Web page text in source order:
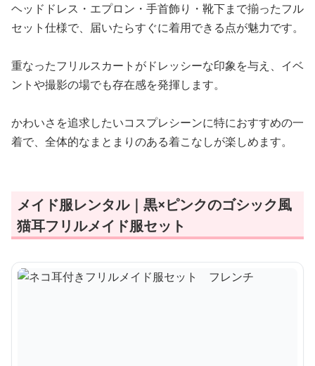
ヘッドドレス・エプロン・手首飾り・靴下まで揃ったフル
セット仕様で、届いたらすぐに着用できる点が魅力です。
重なったフリルスカートがドレッシーな印象を与え、イベ
ントや撮影の場でも存在感を発揮します。
かわいさを追求したいコスプレシーンに特におすすめの一
着で、全体的なまとまりのある着こなしが楽しめます。
メイド服レンタル｜黒×ピンクのゴシック風
猫耳フリルメイド服セット